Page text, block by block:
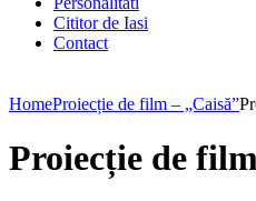
Cititor de Iasi
Contact
HomeProiecție de film – „Caisă”
Proiecție de